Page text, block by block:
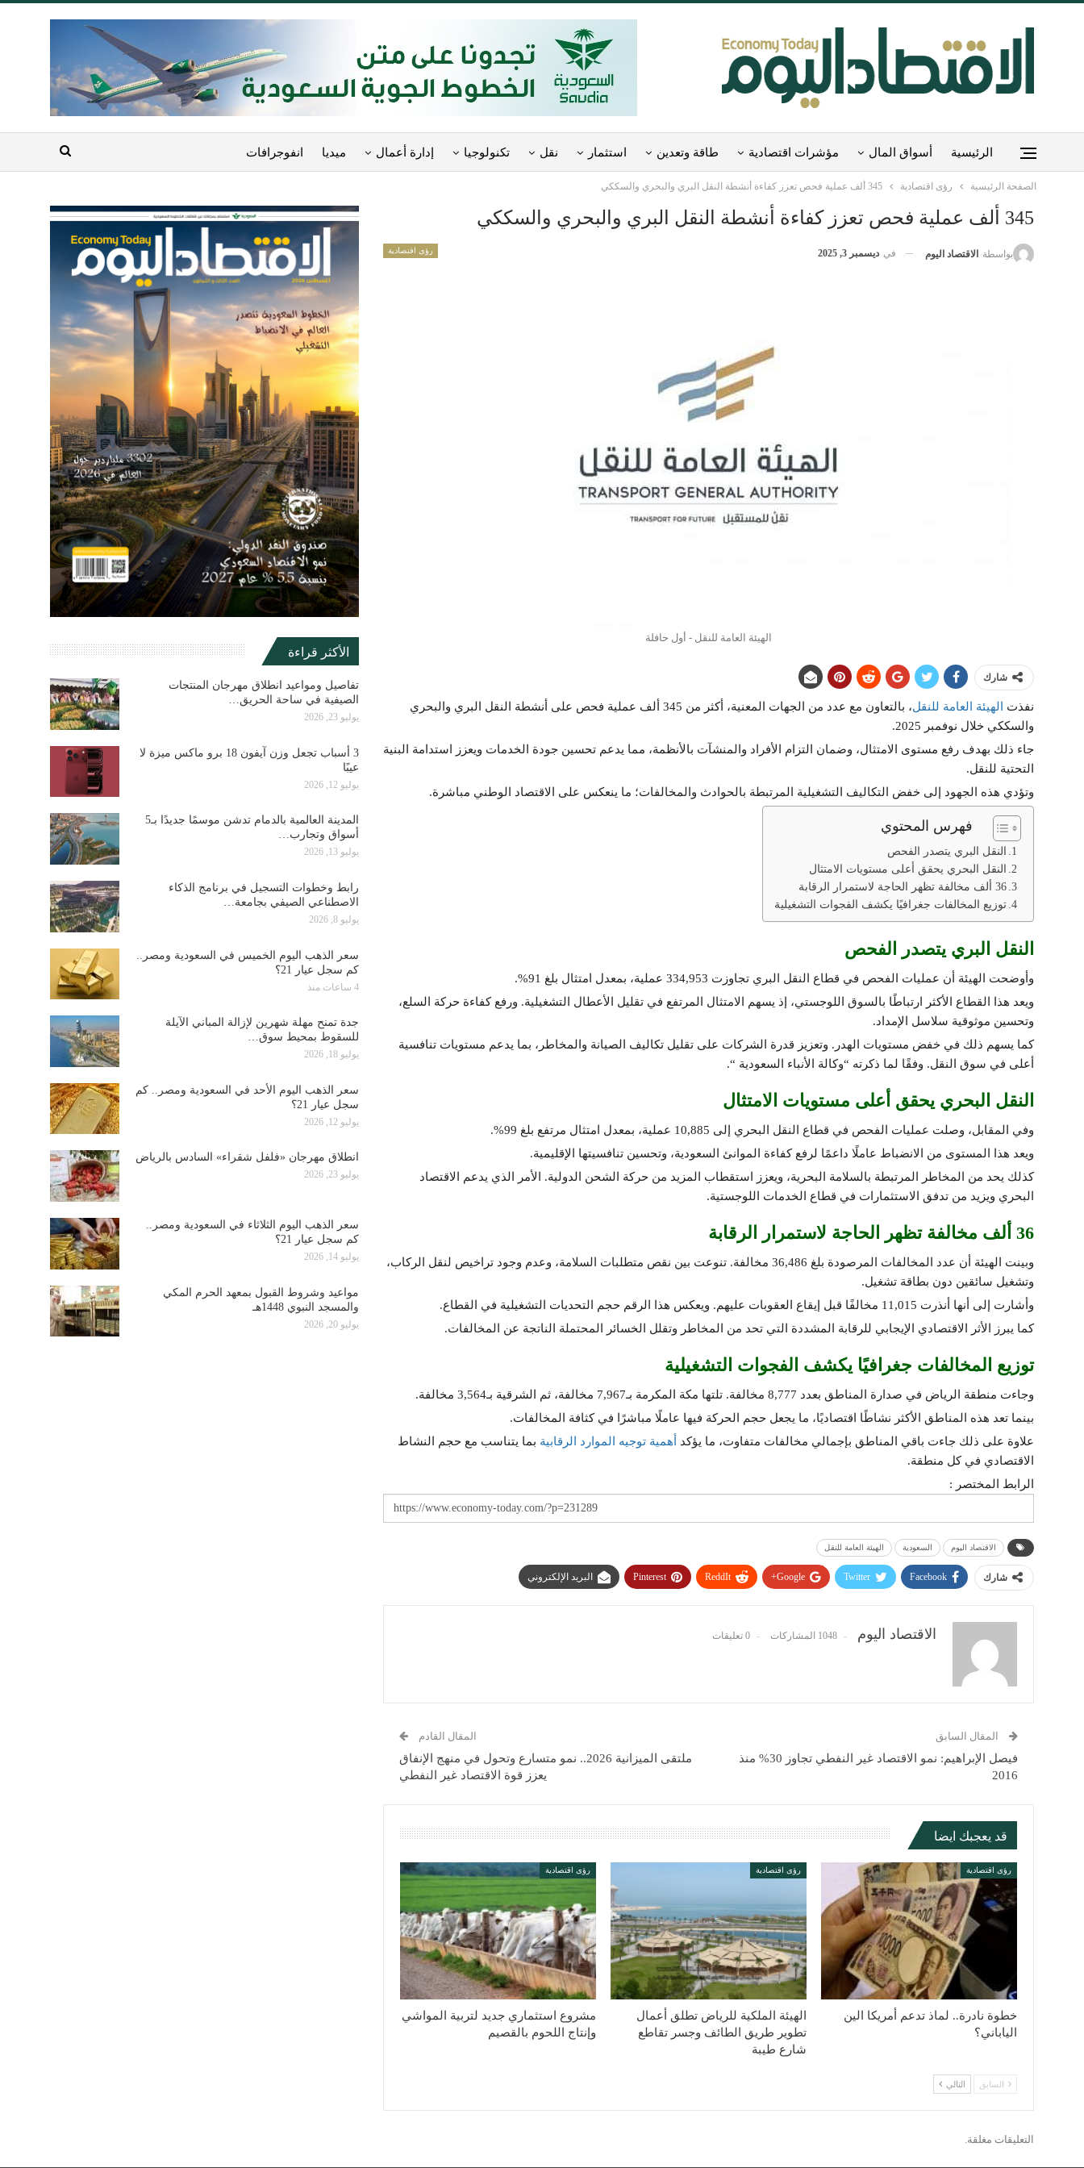
الرئيسية أسواق المال مؤشرات اقتصادية طاقة وتعدين استثمار نقل تكنولوجيا إدارة أعمال ميديا انفوجرافات
الصفحة الرئيسية رؤى اقتصادية 345 ألف عملية فحص تعزز كفاءة أنشطة النقل البري والبحري والسككي
345 ألف عملية فحص تعزز كفاءة أنشطة النقل البري والبحري والسككي
رؤى اقتصادية بواسطة الاقتصاد اليوم في ديسمبر 3, 2025
الهيئة العامة للنقل - أول حافلة
شارك
نفذت الهيئة العامة للنقل
، بالتعاون مع عدد من الجهات المعنية، أكثر من 345 ألف عملية فحص على أنشطة النقل البري والبحري
والسككي خلال نوفمبر 2025.
جاء ذلك بهدف رفع مستوى الامتثال، وضمان التزام الأفراد والمنشآت بالأنظمة، مما يدعم تحسين جودة الخدمات ويعزز استدامة البنية
التحتية للنقل.
وتؤدي هذه الجهود إلى خفض التكاليف التشغيلية المرتبطة بالحوادث والمخالفات؛ ما ينعكس على الاقتصاد الوطني مباشرة.
فهرس المحتوي
النقل البري يتصدر الفحص
النقل البحري يحقق أعلى مستويات الامتثال
36 ألف مخالفة تظهر الحاجة لاستمرار الرقابة
توزيع المخالفات جغرافيًا يكشف الفجوات التشغيلية
النقل البري يتصدر الفحص
وأوضحت الهيئة أن عمليات الفحص في قطاع النقل البري تجاوزت 334,953 عملية، بمعدل امتثال بلغ 91%.
ويعد هذا القطاع الأكثر ارتباطًا بالسوق اللوجستي، إذ يسهم الامتثال المرتفع في تقليل الأعطال التشغيلية. ورفع كفاءة حركة السلع،
وتحسين موثوقية سلاسل الإمداد.
كما يسهم ذلك في خفض مستويات الهدر. وتعزيز قدرة الشركات على تقليل تكاليف الصيانة والمخاطر، بما يدعم مستويات تنافسية
أعلى في سوق النقل. وفقًا لما ذكرته “وكالة الأنباء السعودية “.
النقل البحري يحقق أعلى مستويات الامتثال
وفي المقابل، وصلت عمليات الفحص في قطاع النقل البحري إلى 10,885 عملية، بمعدل امتثال مرتفع بلغ 99%.
ويعد هذا المستوى من الانضباط عاملًا داعمًا لرفع كفاءة الموانئ السعودية، وتحسين تنافسيتها الإقليمية.
كذلك يحد من المخاطر المرتبطة بالسلامة البحرية، ويعزز استقطاب المزيد من حركة الشحن الدولية. الأمر الذي يدعم الاقتصاد
البحري ويزيد من تدفق الاستثمارات في قطاع الخدمات اللوجستية.
36 ألف مخالفة تظهر الحاجة لاستمرار الرقابة
وبينت الهيئة أن عدد المخالفات المرصودة بلغ 36,486 مخالفة. تنوعت بين نقص متطلبات السلامة، وعدم وجود تراخيص لنقل الركاب،
وتشغيل سائقين دون بطاقة تشغيل.
وأشارت إلى أنها أنذرت 11,015 مخالفًا قبل إيقاع العقوبات عليهم. ويعكس هذا الرقم حجم التحديات التشغيلية في القطاع.
كما يبرز الأثر الاقتصادي الإيجابي للرقابة المشددة التي تحد من المخاطر وتقلل الخسائر المحتملة الناتجة عن المخالفات.
توزيع المخالفات جغرافيًا يكشف الفجوات التشغيلية
وجاءت منطقة الرياض في صدارة المناطق بعدد 8,777 مخالفة. تلتها مكة المكرمة بـ7,967 مخالفة، ثم الشرقية بـ3,564 مخالفة.
بينما تعد هذه المناطق الأكثر نشاطًا اقتصاديًا، ما يجعل حجم الحركة فيها عاملًا مباشرًا في كثافة المخالفات.
علاوة على ذلك جاءت باقي المناطق بإجمالي مخالفات متفاوت، ما يؤكد
أهمية توجيه الموارد الرقابية بما يتناسب مع حجم النشاط
الاقتصادي في كل منطقة.
الرابط المختصر :
الاقتصاد اليوم السعودية الهيئة العامة للنقل
شارك Facebook
Twitter
Google+
ReddIt
Pinterest البريد الإلكتروني
الاقتصاد اليوم 1048 المشاركات 0 تعليقات
المقال السابق
فيصل الإبراهيم: نمو الاقتصاد غير النفطي تجاوز 30% منذ
2016
المقال القادم
ملتقى الميزانية 2026.. نمو متسارع وتحول في منهج الإنفاق
يعزز قوة الاقتصاد غير النفطي
قد يعجبك ايضا
رؤى اقتصادية
خطوة نادرة.. لماذ تدعم أمريكا الين
الياباني؟
رؤى اقتصادية
الهيئة الملكية للرياض تطلق أعمال
تطوير طريق الطائف وجسر تقاطع
شارع طيبة
رؤى اقتصادية
مشروع استثماري جديد لتربية المواشي
وإنتاج اللحوم بالقصيم
السابق التالي
التعليقات مغلقة.
الأكثر قراءة
تفاصيل ومواعيد انطلاق مهرجان المنتجات
الصيفية في ساحة الحريق…
يوليو 23, 2026
3 أسباب تجعل وزن آيفون 18 برو ماكس ميزة لا
عيبًا
يوليو 12, 2026
المدينة العالمية بالدمام تدشن موسمًا جديدًا بـ5
أسواق وتجارب…
يوليو 13, 2026
رابط وخطوات التسجيل في برنامج الذكاء
الاصطناعي الصيفي بجامعة…
يوليو 8, 2026
سعر الذهب اليوم الخميس في السعودية ومصر..
كم سجل عيار 21؟
4 ساعات منذ
جدة تمنح مهلة شهرين لإزالة المباني الآيلة
للسقوط بمحيط سوق…
يوليو 18, 2026
سعر الذهب اليوم الأحد في السعودية ومصر.. كم
سجل عيار 21؟
يوليو 12, 2026
انطلاق مهرجان «فلفل شقراء» السادس بالرياض
يوليو 23, 2026
سعر الذهب اليوم الثلاثاء في السعودية ومصر..
كم سجل عيار 21؟
يوليو 14, 2026
مواعيد وشروط القبول بمعهد الحرم المكي
والمسجد النبوي 1448هـ
يوليو 20, 2026